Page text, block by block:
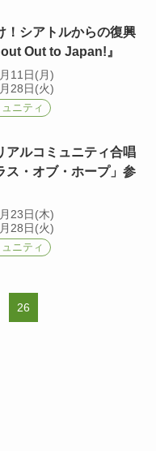
！シアトルからの復興
Out to Japan!』
11日(月)
28日(火)
ニティ
アルコミュニティ合唱
ス・オブ・ホープ」参
23日(木)
28日(火)
ニティ
26